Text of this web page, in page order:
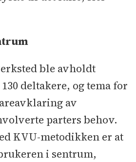
ble avholdt
deltakere, og tema for
av
parters behov.
KVU-metodikken er at
i sentrum,